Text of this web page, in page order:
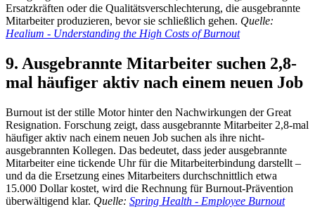
Ersatzkräften oder die Qualitätsverschlechterung, die ausgebrannte
Mitarbeiter produzieren, bevor sie schließlich gehen. Quelle:
Healium - Understanding the High Costs of Burnout
9. Ausgebrannte Mitarbeiter suchen 2,8-
mal häufiger aktiv nach einem neuen Job
Burnout ist der stille Motor hinter den Nachwirkungen der Great
Resignation. Forschung zeigt, dass ausgebrannte Mitarbeiter 2,8-mal
häufiger aktiv nach einem neuen Job suchen als ihre nicht-
ausgebrannten Kollegen. Das bedeutet, dass jeder ausgebrannte
Mitarbeiter eine tickende Uhr für die Mitarbeiterbindung darstellt –
und da die Ersetzung eines Mitarbeiters durchschnittlich etwa
15.000 Dollar kostet, wird die Rechnung für Burnout-Prävention
überwältigend klar. Quelle: Spring Health - Employee Burnout